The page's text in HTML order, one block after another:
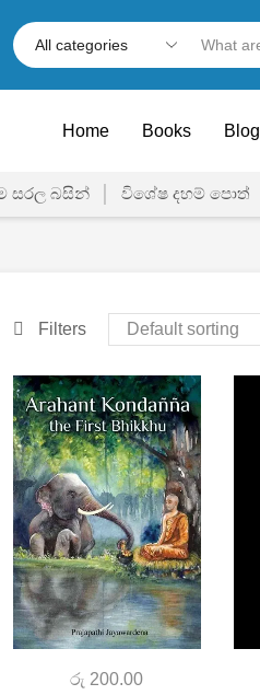
Home Books Blog
සරල බසින් විශේෂ දහම් පොත්
Filters
රු 200.00